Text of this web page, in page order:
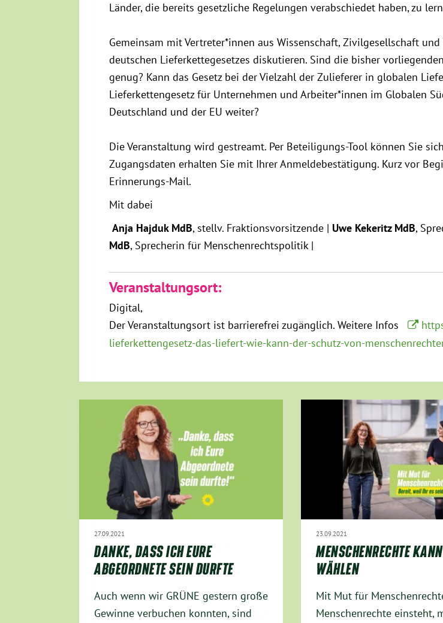
Länder, die bereits gesetzliche Regelungen verabschiedet haben, zu
Gemeinsam mit Vertreter*innen aus Wissenschaft, Zivilgesellschaft
deutschen Lieferkettegesetzes diskutieren. Sind die bisher
genug? Kann das Gesetz bei der Vielzahl der Zulieferer in globalen
Lieferkettengesetz für Unternehmen und Arbeiter*innen im Globalen
Deutschland und der EU weiter?
Die Veranstaltung wird gestreamt. Per Beteiligungs-Tool können Sie
Zugangsdaten erhalten Sie mit Ihrer Anmeldebestätigung. Kurz vor
Erinnerungs-Mail.
Mit dabei
Anja Hajduk MdB, stellv. Fraktionsvorsitzende | Uwe Kekeritz MdB,
MdB, Sprecherin für Menschenrechtspolitik |
Veranstaltungsort:
Digital
Der Veranstaltungsort ist barrierefrei zugänglich. Weitere Infos
lieferkettengesetz-das-liefert-wie-kann-der-schutz-von-
27.09.2021
DANKE, DASS ICH EURE
ABGEORDNETE SEIN DURFTE
Auch wenn wir GRÜNE gestern große
Gewinne verbuchen konnten, sind
23.09.2021
MENSCHENRECHTE
WÄHLEN
Mit Mut für
Menschenrechte einsteht,